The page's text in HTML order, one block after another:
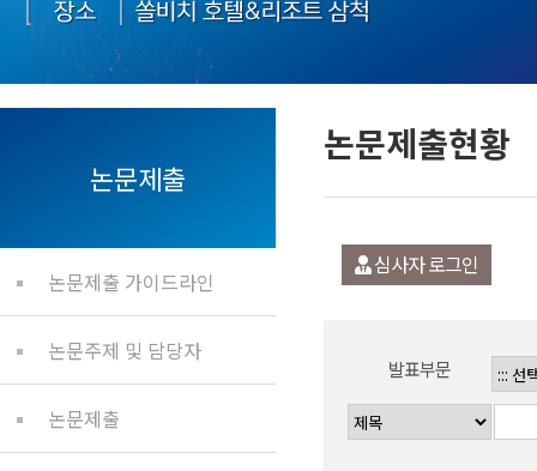
논문제출현황
논문제출
논문제출 가이드라인
논문주제 및 담당자
논문제출
심사자 로그인
발표부문